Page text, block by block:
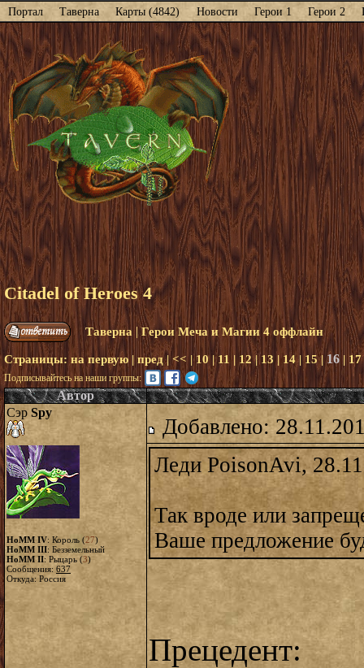
Портал Таверна Карты (4842) Новости Герои 1 Герои 2
Citadel of Heroes 4
Таверна |Герои Меча и Магии 4 оффлайн
Страницы: на первую | пред|<< |10 |11 | 12| 13 | 14| 15|16 | 17
Подписывайтесь на наши группы:
Автор
Сэр Spy
HoMM IV: Король (27)
HoMM III: Безземельный
HoMM II: Рыцарь (3)
Сообщения: 637
Откуда: Россия
Добавлено:
Леди PoisonAvi,
Так вроде или
Ваше предложение
Прецедент: